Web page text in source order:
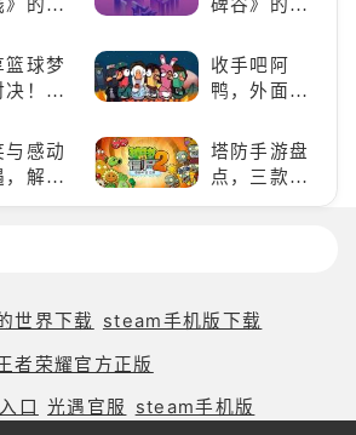
像团
》的萌
快来养
物
碑谷》的解
荐：体验沉
浸式解谜，
篮球梦
！
梦幻球
似游
收手吧阿
鸭，外面全
与感动
，解锁
化角色
塔防手游盘
点，三款不
容错过的塔
世界下载 steam手机版下载
者荣耀官方正版
口
光遇官服 steam手机版